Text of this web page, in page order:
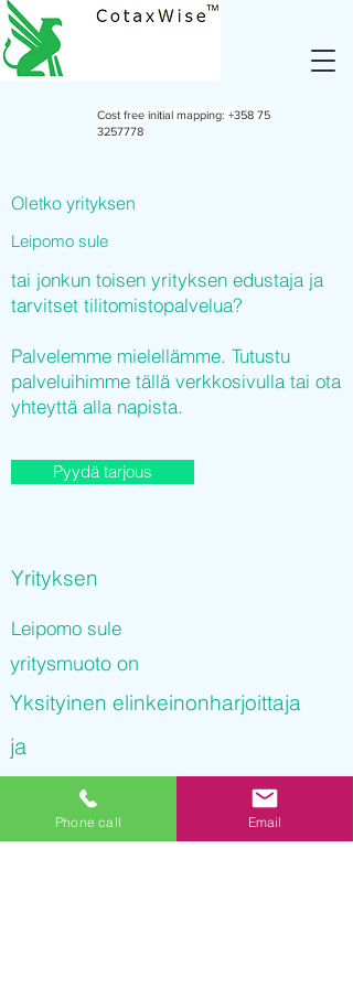
Cost free initial mapping: +358 75
3257778
Oletko yrityksen
Leipomo sule
tai jonkun toisen yrityksen edustaja ja
tarvitset tilitomistopalvelua?
Palvelemme mielellämme. Tutustu
palveluihimme tällä verkkosivulla tai ota
yhteyttä alla napista.
Pyydä tarjous
Yrityksen
Leipomo sule
yritysmuoto on
Yksityinen elinkeinonharjoittaja
ja
Leipomo sule
on rekisteröity kaupparekisteriin
Phone call Email